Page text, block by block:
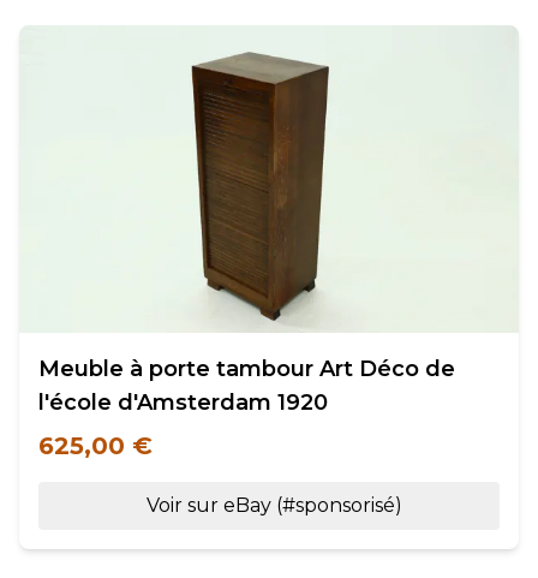
Meuble à porte tambour Art Déco de
l'école d'Amsterdam 1920
625,00 €
Voir sur eBay (#sponsorisé)